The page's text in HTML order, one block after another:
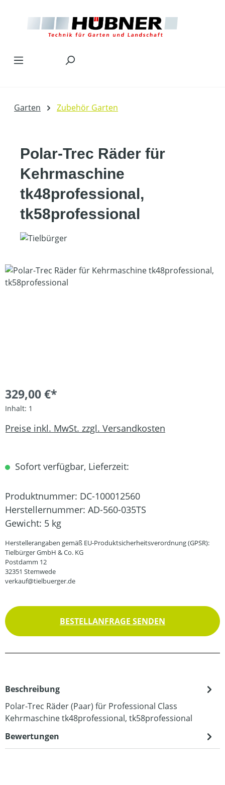
Garten Zubehör Garten
Polar-Trec Räder für
Kehrmaschine
tk48professional,
tk58professional
Bildergalerie überspringen
329,00 €*
Inhalt: 1
Preise inkl. MwSt. zzgl. Versandkosten
Sofort verfügbar, Lieferzeit:
Produktnummer: DC-100012560
Herstellernummer: AD-560-035TS
Gewicht: 5 kg
Herstellerangaben gemäß EU-Produktsicherheitsverordnung (GPSR):
Tielbürger GmbH & Co. KG
Postdamm 12
32351 Stemwede
verkauf@tielbuerger.de
BESTELLANFRAGE SENDEN
Beschreibung
Polar-Trec Räder (Paar) für Professional Class
Kehrmaschine tk48professional, tk58professional
Bewertungen